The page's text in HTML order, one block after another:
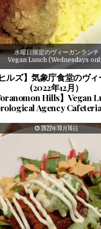
水曜日限定のヴィーガンランチ
Vegan Lunch (Wednesdays
ルズ】気象庁食堂のヴ
(2022年12月）
Hills】Vegan
Agency
PUBLISHED DATE:
2022年10月16日